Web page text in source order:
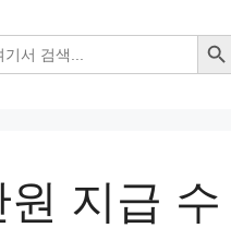
검색 버튼
지급 수